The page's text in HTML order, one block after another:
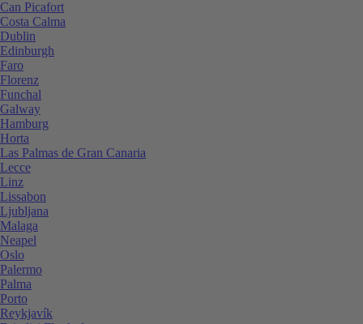
Can Picafort
Costa Calma
Dublin
Edinburgh
Faro
Florenz
Funchal
Galway
Hamburg
Horta
Las Palmas de Gran Canaria
Lecce
Linz
Lissabon
Ljubljana
Malaga
Neapel
Oslo
Palermo
Palma
Porto
Reykjavík